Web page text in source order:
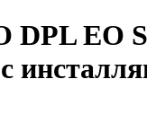
DPL